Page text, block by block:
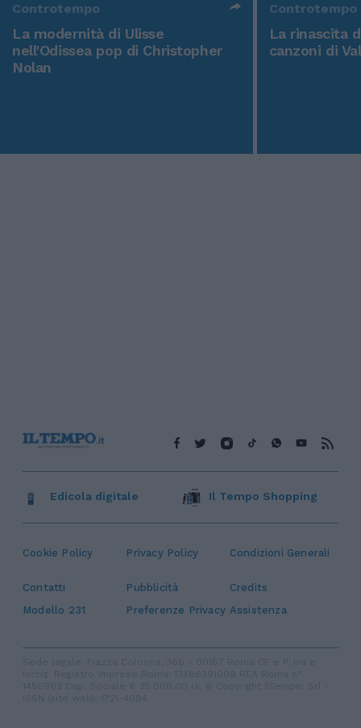
Controtempo
La modernità di Ulisse
nell'Odissea pop di Christopher
Nolan
Controtempo
La rinascita
canzoni di
Cookie Policy Privacy Policy Condizioni Generali
Contatti Pubblicità
Credits
Modello 231
Preferenze Privacy Assistenza
Edicola digitale Il Tempo Shopping